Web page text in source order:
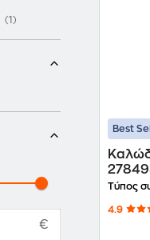
€
Best
Τύπος
4.9